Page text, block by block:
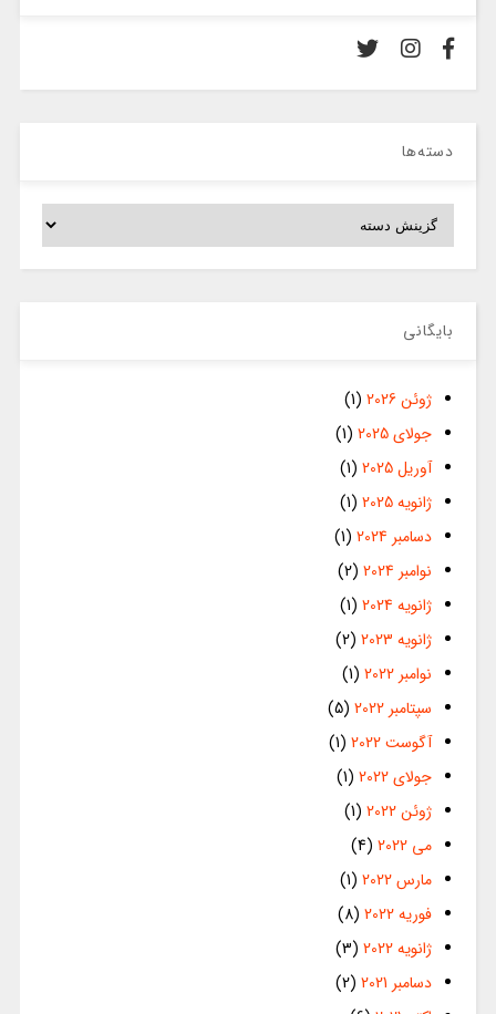
دسته‌ها
دسته‌ها
بایگانی
ژوئن 2026
(1)
جولای 2025
(1)
آوریل 2025
(1)
ژانویه 2025
(1)
دسامبر 2024
(1)
نوامبر 2024
(2)
ژانویه 2024
(1)
ژانویه 2023
(2)
نوامبر 2022
(1)
سپتامبر 2022
(5)
آگوست 2022
(1)
جولای 2022
(1)
ژوئن 2022
(1)
می 2022
(4)
مارس 2022
(1)
فوریه 2022
(8)
ژانویه 2022
(3)
دسامبر 2021
(2)